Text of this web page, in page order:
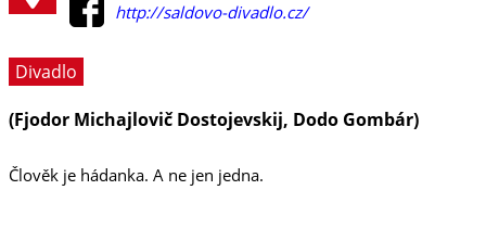
http://saldovo-divadlo.cz/
Divadlo
(Fjodor Michajlovič Dostojevskij, Dodo Gombár)
Člověk je hádanka. A ne jen jedna.